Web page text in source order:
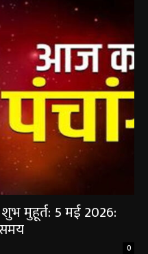
मुहूर्त: 5 मई 2026:
0